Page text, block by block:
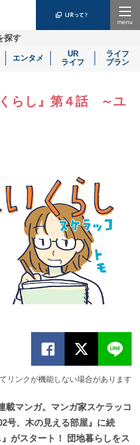
探す
エンタメ
UR
ライフ
ライフ
プラン
らし』第４話 ～ユ
リンクが機能しない場合があります
載マンガ。マンガ家スケラッコ
号、木の見える部屋』に続
がスタート！ 団地暮らしをス